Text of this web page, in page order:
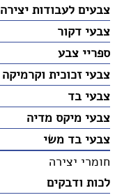
צבעים לעבודות יצירה
צבעי דקור
ספריי צבע
צבעי זכוכית וקרמיקה
צבעי בד
צבעי מיקס מדיה
צבעי בד משי
חומרי יצירה
לכות ודבקים